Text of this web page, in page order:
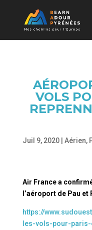
VOLS
Juil 9, 2020| Aérien,
Air France a
l’aéroport de Pau et
https://
les-vols-pour-